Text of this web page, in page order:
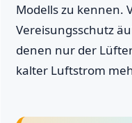
Modells zu kennen.
Vereisungsschutz
denen nur der
kalter Luftstrom